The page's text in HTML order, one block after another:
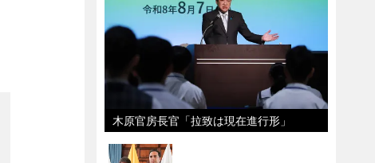
木原官房長官「拉致は現在進行形」